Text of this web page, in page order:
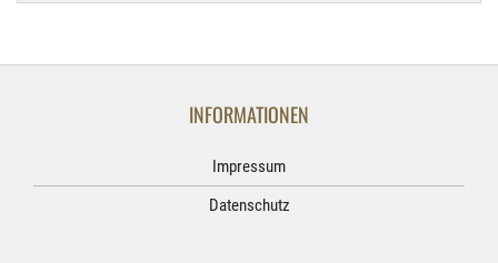
INFORMATIONEN
Impressum
Datenschutz